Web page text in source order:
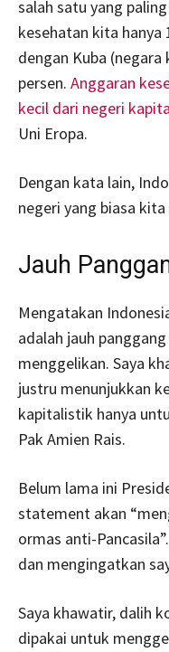
salah satu yang
kesehatan kita hanya
dengan Kuba
persen. Anggaran
kecil dari negeri
Uni Eropa.
Dengan kata lain,
negeri yang biasa
Jauh
Mengatakan
adalah jauh
menggelikan. Saya
justru menunjukkan
kapitalistik hanya
Pak Amien Rais.
Belum lama ini
statement akan
ormas anti-
dan mengingatkan
Saya khawatir, dalih
dipakai untuk